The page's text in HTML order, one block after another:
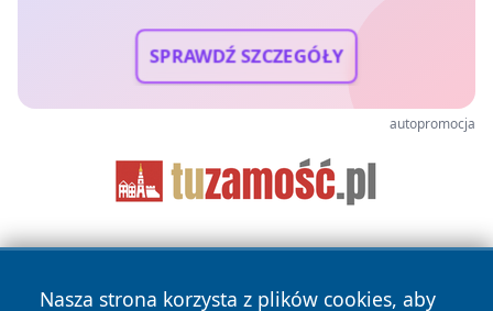
SPRAWDŹ SZCZEGÓŁY
autopromocja
Nasza strona korzysta z plików cookies, aby